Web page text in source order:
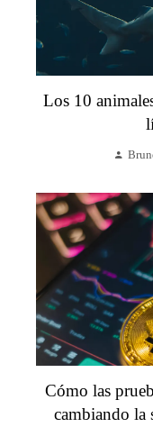
Los 10
Cómo las
cambiando la